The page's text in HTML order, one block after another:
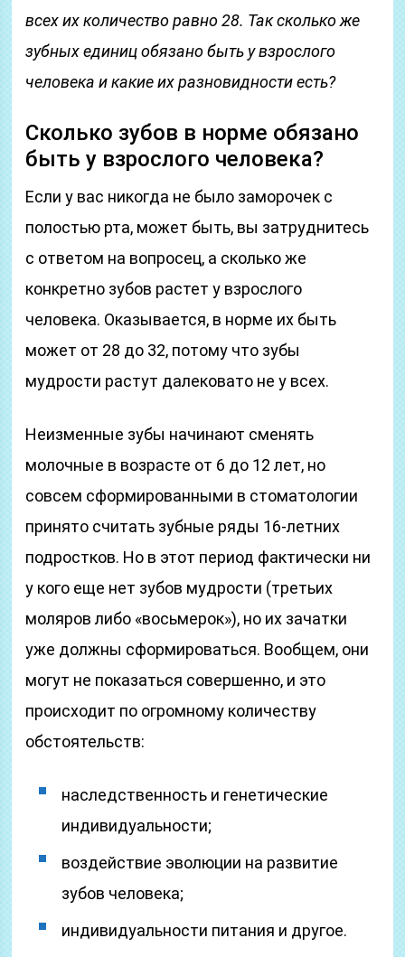
всех их количество равно 28. Так сколько же
зубных единиц обязано быть у взрослого
человека и какие их разновидности есть?
Сколько зубов в норме обязано
быть у взрослого человека?
Если у вас никогда не было заморочек с
полостью рта, может быть, вы затруднитесь
с ответом на вопросец, а сколько же
конкретно зубов растет у взрослого
человека. Оказывается, в норме их быть
может от 28 до 32, потому что зубы
мудрости растут далековато не у всех.
Неизменные зубы начинают сменять
молочные в возрасте от 6 до 12 лет, но
совсем сформированными в стоматологии
принято считать зубные ряды 16-летних
подростков. Но в этот период фактически ни
у кого еще нет зубов мудрости (третьих
моляров либо «восьмерок»), но их зачатки
уже должны сформироваться. Вообщем, они
могут не показаться совершенно, и это
происходит по огромному количеству
обстоятельств:
наследственность и генетические
индивидуальности;
воздействие эволюции на развитие
зубов человека;
индивидуальности питания и другое.